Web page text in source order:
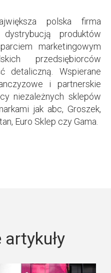
polska firma
produktów
marketingowym
przedsiębiorców
detaliczną. Wspierane
i partnerskie
niezależnych sklepów
jak abc, Groszek,
Euro Sklep czy Gama.